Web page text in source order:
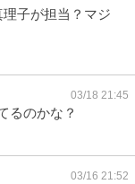
子が担当？マジ
03/18 21:45
るのかな？
03/16 21:52